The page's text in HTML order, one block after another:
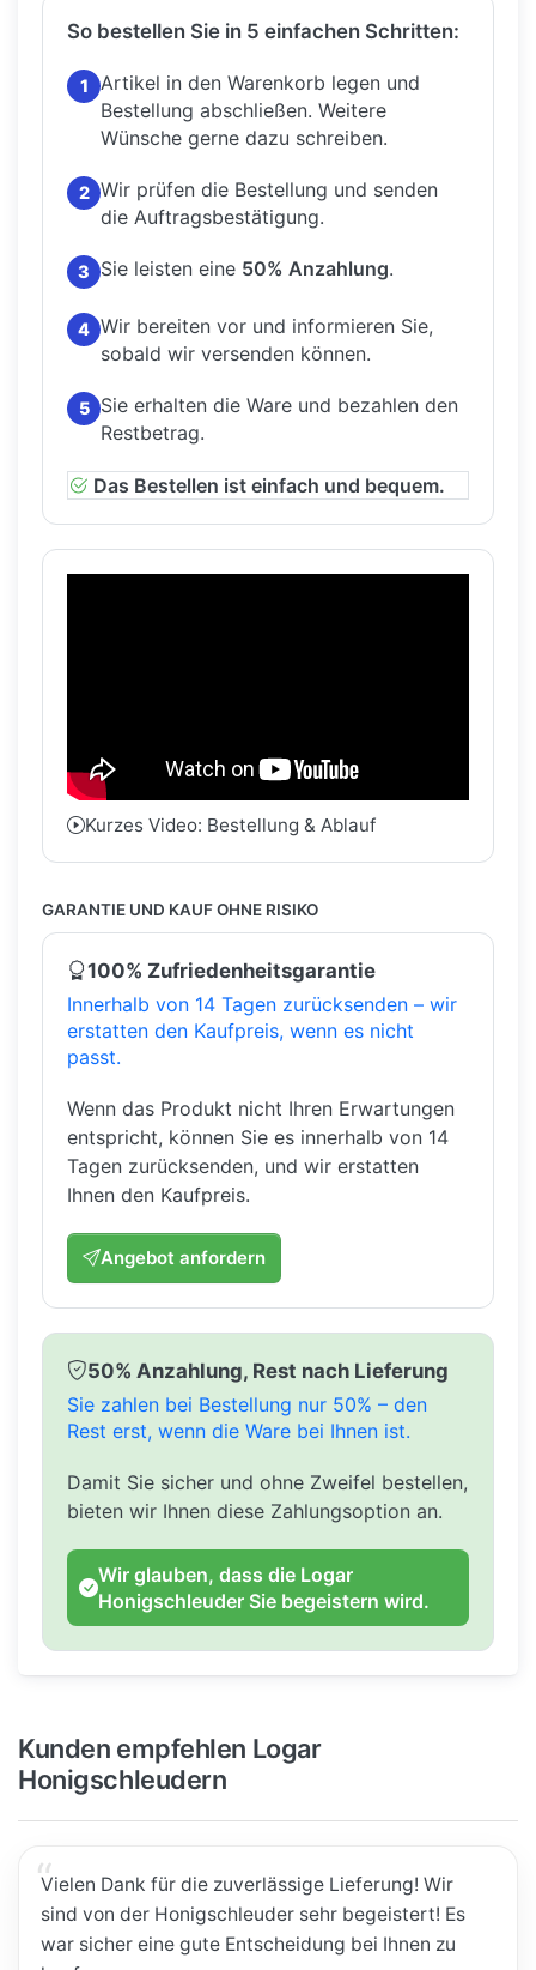
So bestellen Sie in 5 einfachen Schritten:
1
Artikel in den Warenkorb legen und
Bestellung abschließen. Weitere
Wünsche gerne dazu schreiben.
2 Wir prüfen die Bestellung und senden
die Auftragsbestätigung.
3 Sie leisten eine 50% Anzahlung.
4 Wir bereiten vor und informieren Sie,
sobald wir versenden können.
5
Sie erhalten die Ware und bezahlen den
Restbetrag.
Das Bestellen ist einfach und bequem.
Kurzes Video: Bestellung & Ablauf
GARANTIE UND KAUF OHNE RISIKO
100% Zufriedenheitsgarantie
Innerhalb von 14 Tagen zurücksenden – wir
erstatten den Kaufpreis, wenn es nicht
passt.
Wenn das Produkt nicht Ihren Erwartungen
entspricht, können Sie es innerhalb von 14
Tagen zurücksenden, und wir erstatten
Ihnen den Kaufpreis.
Angebot anfordern
50% Anzahlung, Rest nach Lieferung
Sie zahlen bei Bestellung nur 50% – den
Rest erst, wenn die Ware bei Ihnen ist.
Damit Sie sicher und ohne Zweifel bestellen,
bieten wir Ihnen diese Zahlungsoption an.
Wir glauben, dass die Logar
Honigschleuder Sie begeistern wird.
Kunden empfehlen Logar
Honigschleudern
Vielen Dank für die zuverlässige Lieferung! Wir
sind von der Honigschleuder sehr begeistert! Es
war sicher eine gute Entscheidung bei Ihnen zu